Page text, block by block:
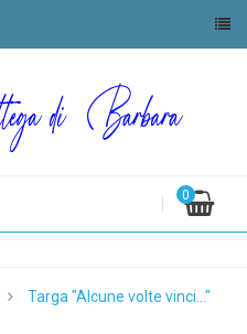
0
Targa "Alcune volte vinci..."